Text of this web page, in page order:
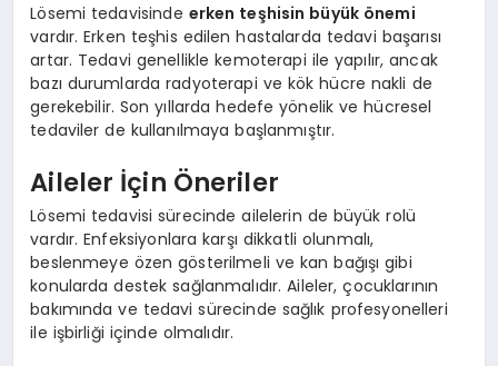
Lösemi tedavisinde erken teşhisin büyük önemi
vardır. Erken teşhis edilen hastalarda tedavi başarısı
artar. Tedavi genellikle kemoterapi ile yapılır, ancak
bazı durumlarda radyoterapi ve kök hücre nakli de
gerekebilir. Son yıllarda hedefe yönelik ve hücresel
tedaviler de kullanılmaya başlanmıştır.
Aileler İçin Öneriler
Lösemi tedavisi sürecinde ailelerin de büyük rolü
vardır. Enfeksiyonlara karşı dikkatli olunmalı,
beslenmeye özen gösterilmeli ve kan bağışı gibi
konularda destek sağlanmalıdır. Aileler, çocuklarının
bakımında ve tedavi sürecinde sağlık profesyonelleri
ile işbirliği içinde olmalıdır.